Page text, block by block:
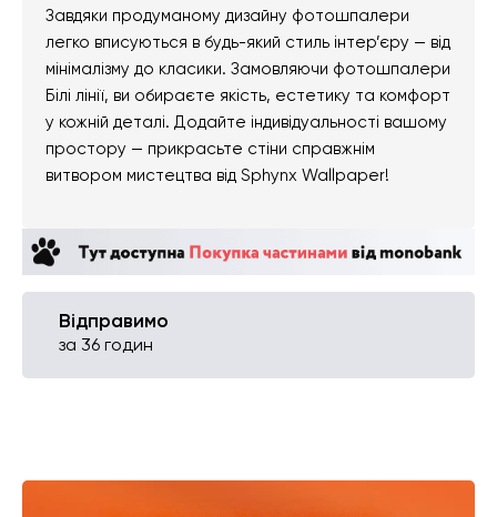
Завдяки продуманому дизайну фотошпалери
легко вписуються в будь-який стиль інтер’єру — від
мінімалізму до класики. Замовляючи фотошпалери
Білі лінії, ви обираєте якість, естетику та комфорт
у кожній деталі. Додайте індивідуальності вашому
простору — прикрасьте стіни справжнім
витвором мистецтва від Sphynx Wallpaper!
Відправимо
за 36 годин